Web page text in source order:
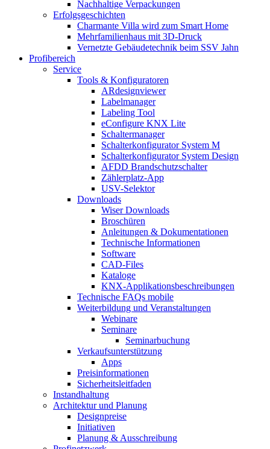
Nachhaltige Verpackungen
Erfolgsgeschichten
Charmante Villa wird zum Smart Home
Mehrfamilienhaus mit 3D-Druck
Vernetzte Gebäudetechnik beim SSV Jahn
Profibereich
Service
Tools & Konfiguratoren
ARdesignviewer
Labelmanager
Labeling Tool
eConfigure KNX Lite
Schaltermanager
Schalterkonfigurator System M
Schalterkonfigurator System Design
AFDD Brandschutzschalter
Zählerplatz-App
USV-Selektor
Downloads
Wiser Downloads
Broschüren
Anleitungen & Dokumentationen
Technische Informationen
Software
CAD-Files
Kataloge
KNX-Applikationsbeschreibungen
Technische FAQs mobile
Weiterbildung und Veranstaltungen
Webinare
Seminare
Seminarbuchung
Verkaufsunterstützung
Apps
Preisinformationen
Sicherheitsleitfaden
Instandhaltung
Architektur und Planung
Designpreise
Initiativen
Planung & Ausschreibung